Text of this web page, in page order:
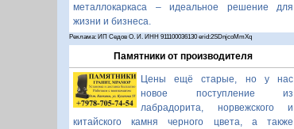
металлокаркаса – идеальное решение для
жизни и бизнеса.
Реклама: ИП Седов О. И. ИНН 911100036130 erid:2SDnjcoMmXq
Памятники от производителя
Цены ещё старые, но у нас
новое поступление из
лабрадорита, норвежского и
китайского камня черного цвета, а также